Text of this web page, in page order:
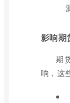
影响期
期
响，这